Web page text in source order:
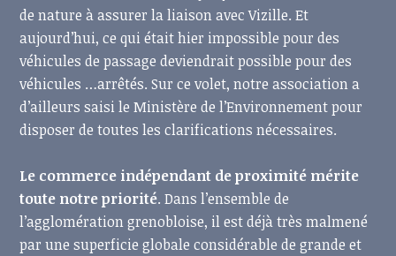
de nature à assurer la liaison avec Vizille. Et
aujourd’hui, ce qui était hier impossible pour des
véhicules de passage deviendrait possible pour des
véhicules …arrêtés. Sur ce volet, notre association a
d’ailleurs saisi le Ministère de l’Environnement pour
disposer de toutes les clarifications nécessaires.
Le commerce indépendant de proximité mérite
toute notre priorité. Dans l’ensemble de
l’agglomération grenobloise, il est déjà très malmené
par une superficie globale considérable de grande et